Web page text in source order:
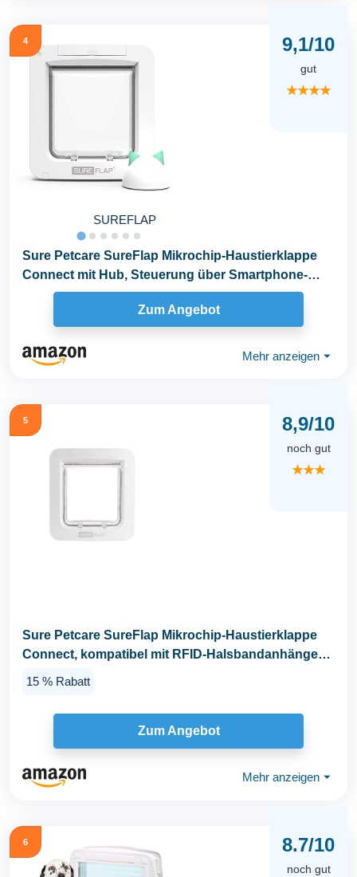
4
SUREFLAP
9,1/10
gut
★★★★
Sure Petcare SureFlap Mikrochip-Haustierklappe
Connect mit Hub, Steuerung über Smartphone-
App, mit...
Zum Angebot
Mehr anzeigen ⏷
5 8,9/10
noch gut
★★★
Sure Petcare SureFlap Mikrochip-Haustierklappe
Connect, kompatibel mit RFID-Halsbandanhänger
15 % Rabatt
Zum Angebot
Mehr anzeigen ⏷
6 8.7/10
noch gut